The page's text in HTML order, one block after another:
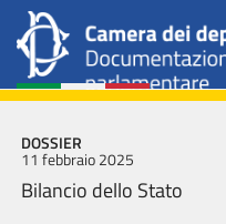
DOSSIER
11 febbraio 2025
Bilancio dello Stato